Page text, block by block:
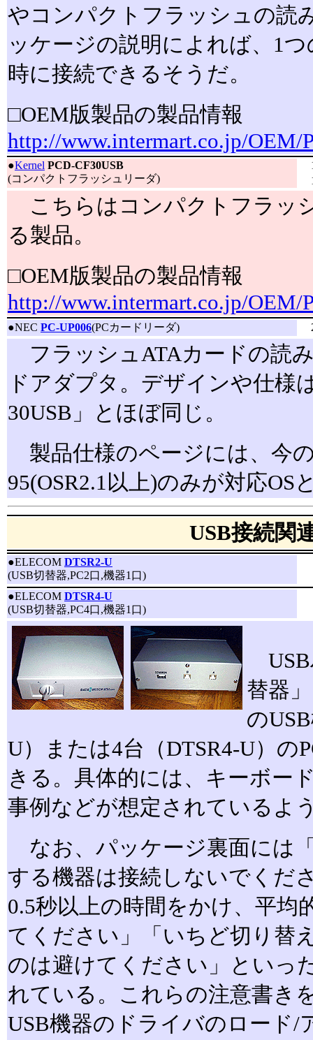
やコンパクトフラッシュの読
ッケージの説明によれば、1
時に接続できるそうだ。
□OEM版製品の製品情報
http://www.intermart.co.jp/OEM/
●Kernel PCD-CF30USB
(コンパクトフラッシュリーダ)
こちらはコンパクトフラッ
る製品。
□OEM版製品の製品情報
http://www.intermart.co.jp/OEM/
●NEC PC-UP006(PCカードリーダ)
フラッシュATAカードの読
ドアダプタ。デザインや仕様
30USB」とほぼ同じ。
製品仕様のページには、今
95(OSR2.1以上)のみが対応
USB接続関
●ELECOM DTSR2-U
(USB切替器,PC2口,機器1口)
●ELECOM DTSR4-U
(USB切替器,PC4口,機器1口)
USB
替器
の
U）または4台（DTSR4-U）の
きる。具体的には、キーボー
事例などが想定されているよ
なお、パッケージ裏面には
する機器は接続しないでくだ
0.5秒以上の時間をかけ、平均
てください」「いちど切り替
のは避けてください」といっ
れている。これらの注意書き
USB機器のドライバのロード/